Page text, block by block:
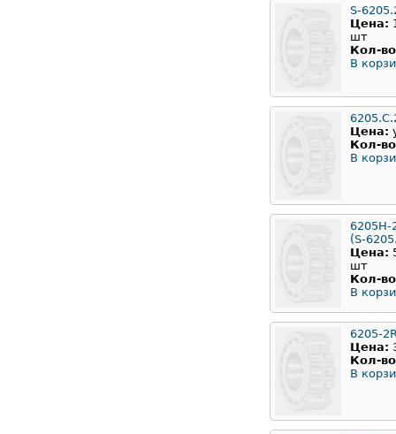
S-
Цена:
шт
Кол-
В
Цена:
Кол-
В
6205H-
(S-
Цена:
шт
Кол-
В
6205-
Цена:
Кол-
В